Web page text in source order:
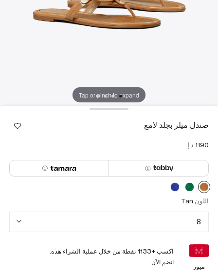
Tap or pinch to expand
صندل ميلر بجلد لامع
اللون Tan
8
ميوز
اكسب +1133 نقطة من خلال عملية الشراء هذه.
انضم الآن